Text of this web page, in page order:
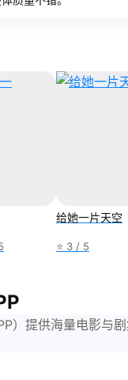
给她一片天空
⭐ 3 / 5
）提供海量电影与